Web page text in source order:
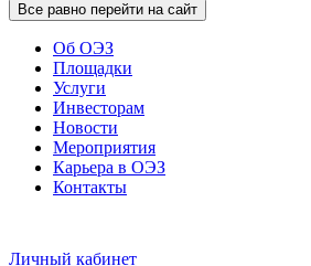
Все равно перейти на сайт
Об ОЭЗ
Площадки
Услуги
Инвесторам
Новости
Мероприятия
Карьера в ОЭЗ
Контакты
Личный кабинет